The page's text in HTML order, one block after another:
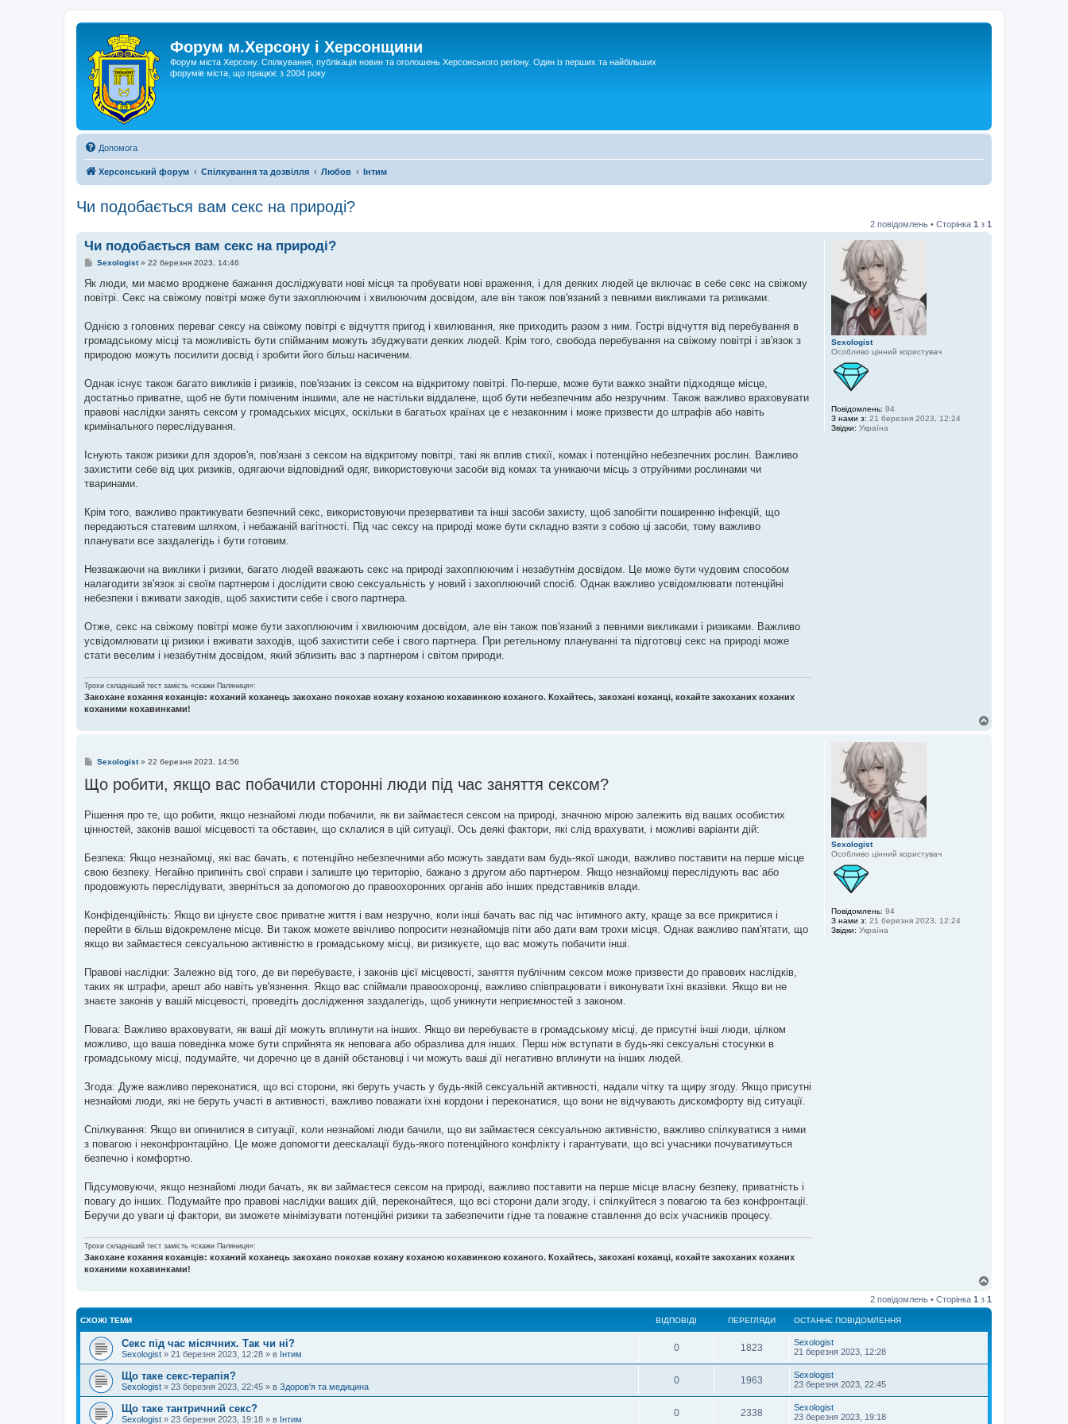
Форум м.Херсону і Херсонщини
Форум міста Херсону. Спілкування, публікація новин та оголошень Херсонського регіону. Один із перших та найбільших
форумів міста, що працює з 2004 року
Допомога
Херсонський форум Спілкування та дозвілля Любов Інтим
Чи подобається вам секс на природі?
2 повідомлень • Сторінка 1 з 1
Sexologist
Особливо цінний користувач
Повідомлень: 94
З нами з: 21 березня 2023, 12:24
Звідки: Україна
Чи подобається вам секс на природі?
П
в
д
л
е
н
Sexologist» 22 березня 2023, 14:46
Як люди, ми маємо вроджене бажання досліджувати нові місця та пробувати нові враження, і для деяких людей це включає в себе секс на свіжому
повітрі. Секс на свіжому повітрі може бути захоплюючим і хвилюючим досвідом, але він також пов'язаний з певними викликами та ризиками.
Однією з головних переваг сексу на свіжому повітрі є відчуття пригод і хвилювання, яке приходить разом з ним. Гострі відчуття від перебування в
громадському місці та можливість бути спійманим можуть збуджувати деяких людей. Крім того, свобода перебування на свіжому повітрі і зв'язок з
природою можуть посилити досвід і зробити його більш насиченим.
Однак існує також багато викликів і ризиків, пов'язаних із сексом на відкритому повітрі. По-перше, може бути важко знайти підходяще місце,
достатньо приватне, щоб не бути поміченим іншими, але не настільки віддалене, щоб бути небезпечним або незручним. Також важливо враховувати
правові наслідки занять сексом у громадських місцях, оскільки в багатьох країнах це є незаконним і може призвести до штрафів або навіть
кримінального переслідування.
Існують також ризики для здоров'я, пов'язані з сексом на відкритому повітрі, такі як вплив стихії, комах і потенційно небезпечних рослин. Важливо
захистити себе від цих ризиків, одягаючи відповідний одяг, використовуючи засоби від комах та уникаючи місць з отруйними рослинами чи
тваринами.
Крім того, важливо практикувати безпечний секс, використовуючи презервативи та інші засоби захисту, щоб запобігти поширенню інфекцій, що
передаються статевим шляхом, і небажаній вагітності. Під час сексу на природі може бути складно взяти з собою ці засоби, тому важливо
планувати все заздалегідь і бути готовим.
Незважаючи на виклики і ризики, багато людей вважають секс на природі захоплюючим і незабутнім досвідом. Це може бути чудовим способом
налагодити зв'язок зі своїм партнером і дослідити свою сексуальність у новий і захоплюючий спосіб. Однак важливо усвідомлювати потенційні
небезпеки і вживати заходів, щоб захистити себе і свого партнера.
Отже, секс на свіжому повітрі може бути захоплюючим і хвилюючим досвідом, але він також пов'язаний з певними викликами і ризиками. Важливо
усвідомлювати ці ризики і вживати заходів, щоб захистити себе і свого партнера. При ретельному плануванні та підготовці секс на природі може
стати веселим і незабутнім досвідом, який зблизить вас з партнером і світом природи.
Трохи складніший тест замість «скажи Паляниця»:
Закохане кохання коханців: коханий коханець закохано покохав кохану коханою кохавинкою коханого. Кохайтесь, закохані коханці, кохайте закоханих коханих
коханими кохавинками!
Sexologist
Особливо цінний користувач
Повідомлень: 94
З нами з: 21 березня 2023, 12:24
Звідки: Україна
П
в
і
м
л
н
Sexologist» 22 березня 2023, 14:56
Що робити, якщо вас побачили сторонні люди під час заняття сексом?
Рішення про те, що робити, якщо незнайомі люди побачили, як ви займаєтеся сексом на природі, значною мірою залежить від ваших особистих
цінностей, законів вашої місцевості та обставин, що склалися в цій ситуації. Ось деякі фактори, які слід врахувати, і можливі варіанти дій:
Безпека: Якщо незнайомці, які вас бачать, є потенційно небезпечними або можуть завдати вам будь-якої шкоди, важливо поставити на перше місце
свою безпеку. Негайно припиніть свої справи і залиште цю територію, бажано з другом або партнером. Якщо незнайомці переслідують вас або
продовжують переслідувати, зверніться за допомогою до правоохоронних органів або інших представників влади.
Конфіденційність: Якщо ви цінуєте своє приватне життя і вам незручно, коли інші бачать вас під час інтимного акту, краще за все прикритися і
перейти в більш відокремлене місце. Ви також можете ввічливо попросити незнайомців піти або дати вам трохи місця. Однак важливо пам'ятати, що
якщо ви займаєтеся сексуальною активністю в громадському місці, ви ризикуєте, що вас можуть побачити інші.
Правові наслідки: Залежно від того, де ви перебуваєте, і законів цієї місцевості, заняття публічним сексом може призвести до правових наслідків,
таких як штрафи, арешт або навіть ув'язнення. Якщо вас спіймали правоохоронці, важливо співпрацювати і виконувати їхні вказівки. Якщо ви не
знаєте законів у вашій місцевості, проведіть дослідження заздалегідь, щоб уникнути неприємностей з законом.
Повага: Важливо враховувати, як ваші дії можуть вплинути на інших. Якщо ви перебуваєте в громадському місці, де присутні інші люди, цілком
можливо, що ваша поведінка може бути сприйнята як неповага або образлива для інших. Перш ніж вступати в будь-які сексуальні стосунки в
громадському місці, подумайте, чи доречно це в даній обстановці і чи можуть ваші дії негативно вплинути на інших людей.
Згода: Дуже важливо переконатися, що всі сторони, які беруть участь у будь-якій сексуальній активності, надали чітку та щиру згоду. Якщо присутні
незнайомі люди, які не беруть участі в активності, важливо поважати їхні кордони і переконатися, що вони не відчувають дискомфорту від ситуації.
Спілкування: Якщо ви опинилися в ситуації, коли незнайомі люди бачили, що ви займаєтеся сексуальною активністю, важливо спілкуватися з ними
з повагою і неконфронтаційно. Це може допомогти деескалації будь-якого потенційного конфлікту і гарантувати, що всі учасники почуватимуться
безпечно і комфортно.
Підсумовуючи, якщо незнайомі люди бачать, як ви займаєтеся сексом на природі, важливо поставити на перше місце власну безпеку, приватність і
повагу до інших. Подумайте про правові наслідки ваших дій, переконайтеся, що всі сторони дали згоду, і спілкуйтеся з повагою та без конфронтації.
Беручи до уваги ці фактори, ви зможете мінімізувати потенційні ризики та забезпечити гідне та поважне ставлення до всіх учасників процесу.
Трохи складніший тест замість «скажи Паляниця»:
Закохане кохання коханців: коханий коханець закохано покохав кохану коханою кохавинкою коханого. Кохайтесь, закохані коханці, кохайте закоханих коханих
коханими кохавинками!
г
о
2 повідомлень • Сторінка 1 з 1
СХОЖІ ТЕМИ ВІДПОВІДІ ПЕРЕГЛЯДИ ОСТАННЄ ПОВІДОМЛЕННЯ
Секс під час місячних. Так чи ні?
Sexologist » 21 березня 2023, 12:28 » в Інтим
0 1823
Sexologist
21 березня 2023, 12:28
Що таке секс-терапія?
Sexologist » 23 березня 2023, 22:45 » в Здоров'я та медицина
0 1963
Sexologist
23 березня 2023, 22:45
Що таке тантричний секс?
Sexologist » 23 березня 2023, 19:18 » в Інтим
0 2338
Sexologist
23 березня 2023, 19:18